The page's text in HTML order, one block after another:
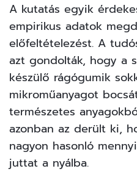
A kutatás egyik
empirikus adatok
előfeltételezést. A
azt gondolták, hogy a
készülő rágógumik
mikroműanyagot
természetes
azonban az derült ki,
nagyon hasonló
juttat a nyálba.